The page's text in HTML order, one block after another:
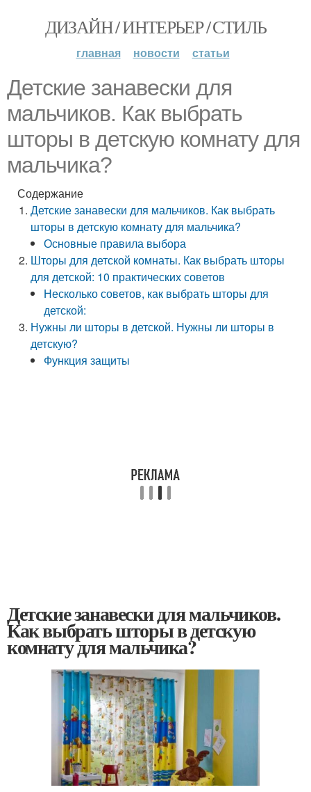
ДИЗАЙН / ИНТЕРЬЕР / СТИЛЬ
главная новости статьи
Детские занавески для
мальчиков. Как выбрать
шторы в детскую комнату для
мальчика?
Содержание
Детские занавески для мальчиков. Как выбрать
шторы в детскую комнату для мальчика?
Основные правила выбора
Шторы для детской комнаты. Как выбрать шторы
для детской: 10 практических советов
Несколько советов, как выбрать шторы для
детской:
Нужны ли шторы в детской. Нужны ли шторы в
детскую?
Функция защиты
Детские занавески для мальчиков.
Как выбрать шторы в детскую
комнату для мальчика?